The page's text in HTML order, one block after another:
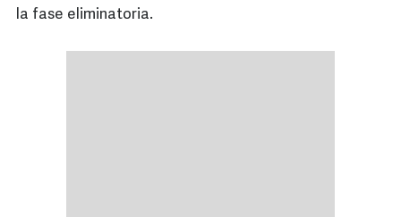
la fase eliminatoria.